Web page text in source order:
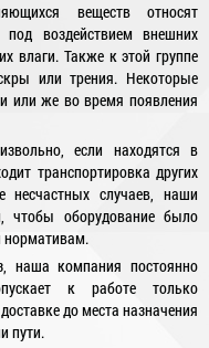
веществ относят
воздействием внешних
влаги. Также к этой группе
или трения. Некоторые
или же во время появления
если находятся в
транспортировка других
несчастных случаев, наши
чтобы оборудование было
нормативам.
наша компания постоянно
к работе только
до места назначения
пути.